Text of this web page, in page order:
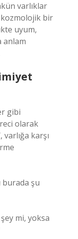
varlıklar
bir
uyum,
anlam
gibi
olarak
karşı
şu
mi, yoksa